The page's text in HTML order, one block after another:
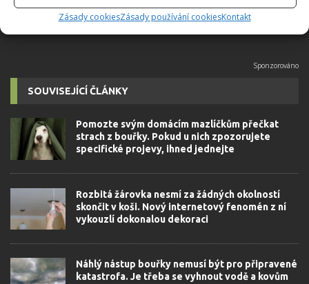
Zásady cookiesZásady používání cookiesKontakt
SOUVISEJÍCÍ ČLÁNKY
Pomozte svým domácím mazlíčkům přečkat
strach z bouřky. Pokud u nich zpozorujete
specifické projevy, ihned jednejte
Rozbitá žárovka nesmí za žádných okolností
skončit v koši. Nový internetový fenomén z ní
vykouzlí dokonalou dekoraci
Náhlý nástup bouřky nemusí být pro připravené
katastrofa. Je třeba se vyhnout vodě a kovům